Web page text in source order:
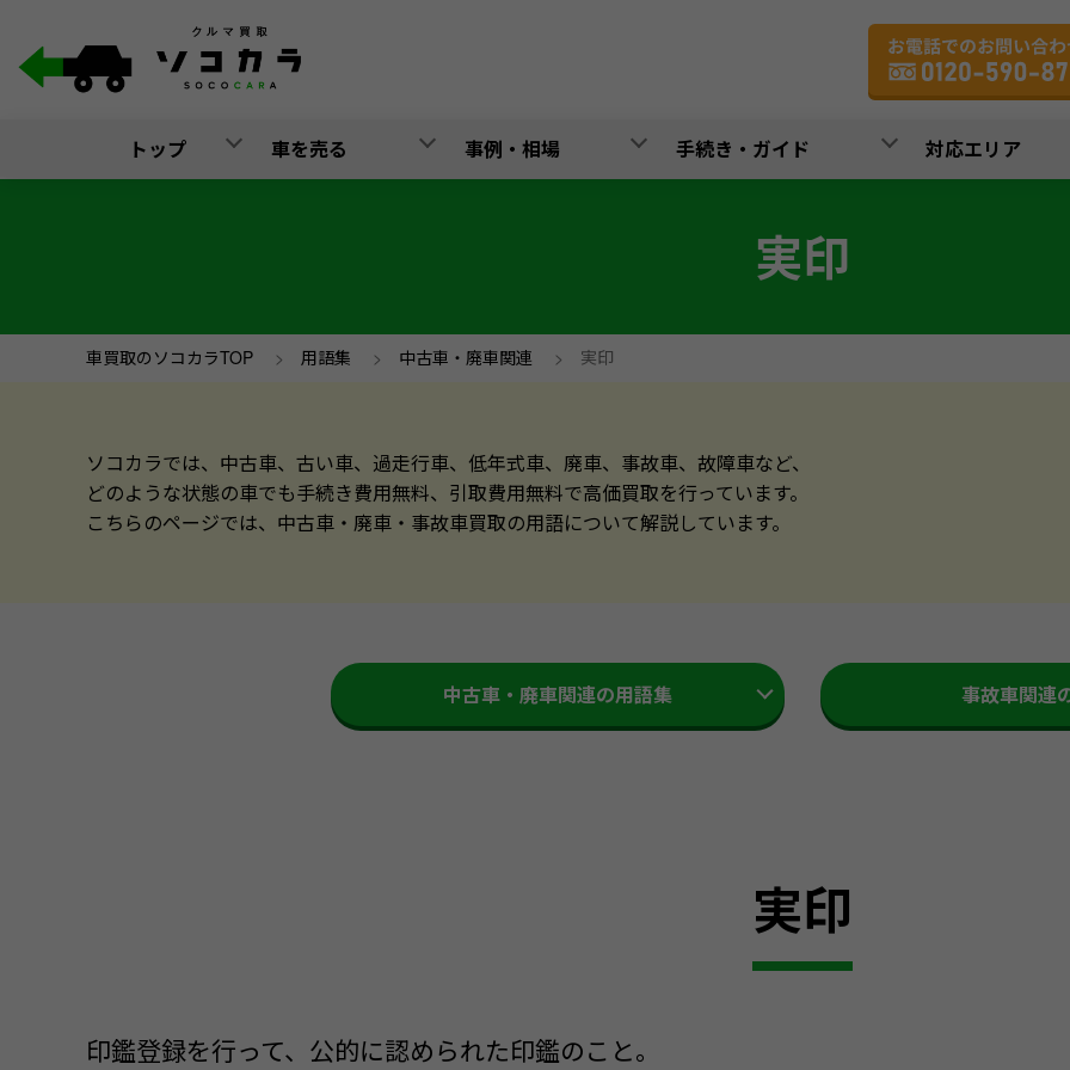
トップ 車を売る 事例・相場 手続き・ガイド 対応エリア
実印
車買取のソコカラTOP > 用語集 > 中古車・廃車関連 > 実印
ソコカラでは、中古車、古い車、過走行車、低年式車、廃車、事故車、故障車など、
どのような状態の車でも手続き費用無料、引取費用無料で高価買取を行っています。
こちらのページでは、中古車・廃車・事故車買取の用語について解説しています。
中古車・廃車関連の用語集 事故車関連
実印
印鑑登録を行って、公的に認められた印鑑のこと。